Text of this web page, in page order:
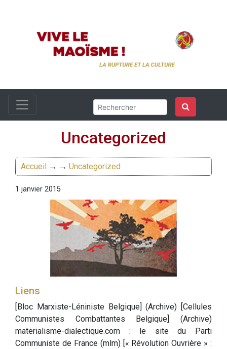
Uncategorized
Accueil → → Uncategorized
1 janvier 2015
Liens
[Bloc Marxiste-Léniniste Belgique] (Archive) [Cellules
Communistes Combattantes Belgique] (Archive)
materialisme-dialectique.com : le site du Parti
Communiste de France (mlm) [« Révolution Ouvrière » :